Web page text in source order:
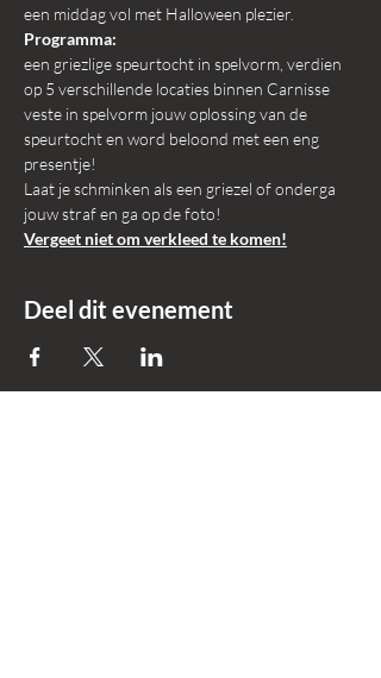
een middag vol met Halloween plezier.
Programma:
een griezlige speurtocht in spelvorm, verdien
op 5 verschillende locaties binnen Carnisse
veste in spelvorm jouw oplossing van de
speurtocht en word beloond met een eng
presentje!
Laat je schminken als een griezel of onderga
jouw straf en ga op de foto!
Vergeet niet om verkleed te komen!
Deel dit evenement